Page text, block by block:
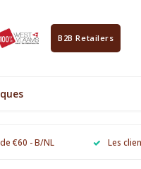
B2B Retailers
€60 - B/NL Les